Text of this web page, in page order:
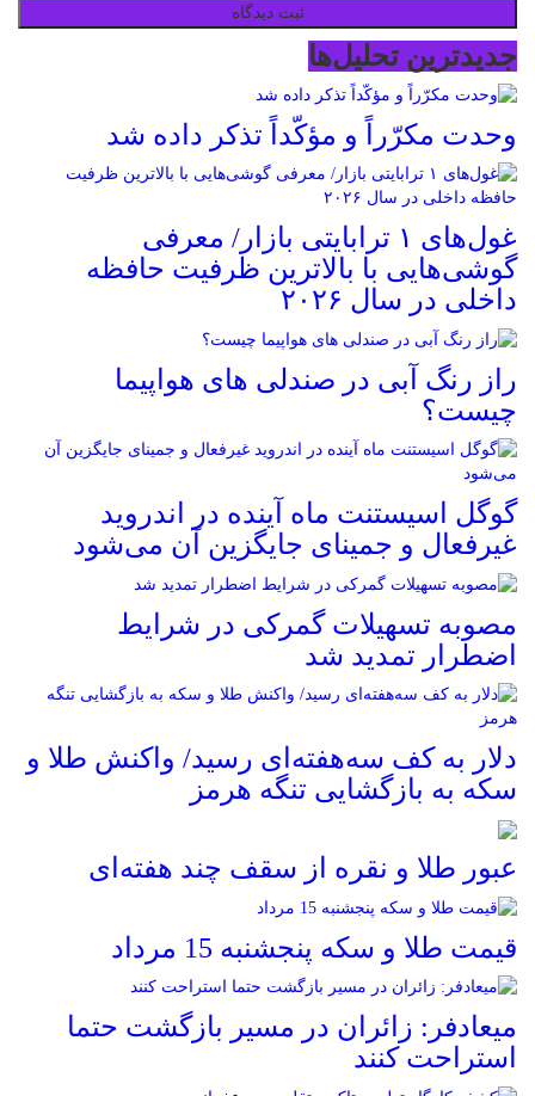
جدیدترین تحلیل‌ها
وحدت مکرّراً و مؤکّداً تذکر داده شد
غول‌های ۱ ترابایتی بازار/ معرفی
گوشی‌هایی با بالاترین ظرفیت حافظه
داخلی در سال ۲۰۲۶
راز رنگ آبی در صندلی های هواپیما
چیست؟
گوگل اسیستنت ماه آینده در اندروید
غیرفعال و جمینای جایگزین آن می‌شود
مصوبه تسهیلات گمرکی در شرایط
اضطرار تمدید شد
دلار به کف سه‌هفته‌ای رسید/ واکنش طلا و
سکه به بازگشایی تنگه هرمز
عبور طلا و نقره از سقف چند هفته‌ای
قیمت طلا و سکه پنجشنبه 15 مرداد
میعادفر: زائران در مسیر بازگشت حتما
استراحت کنند